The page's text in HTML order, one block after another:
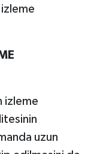
izleme
uzun